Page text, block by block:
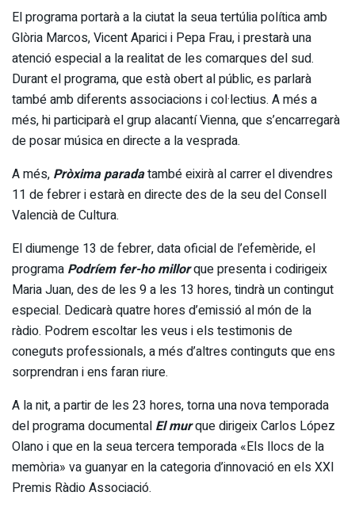
El programa portarà a la ciutat la seua tertúlia política amb
Glòria Marcos, Vicent Aparici i Pepa Frau, i prestarà una
atenció especial a la realitat de les comarques del sud.
Durant el programa, que està obert al públic, es parlarà
també amb diferents associacions i col·lectius. A més a
més, hi participarà el grup alacantí Vienna, que s’encarregarà
de posar música en directe a la vesprada.
A més, Pròxima paradatambé eixirà al carrer el divendres
11 de febrer i estarà en directe des de la seu del Consell
Valencià de Cultura.
El diumenge 13 de febrer, data oficial de l’efemèride, el
programa Podríem fer-ho millorque presenta i codirigeix
Maria Juan, des de les 9 a les 13 hores, tindrà un contingut
especial. Dedicarà quatre hores d’emissió al món de la
ràdio. Podrem escoltar les veus i els testimonis de
coneguts professionals, a més d’altres continguts que ens
sorprendran i ens faran riure.
A la nit, a partir de les 23 hores, torna una nova temporada
del programa documental El murque dirigeix Carlos López
Olano i que en la seua tercera temporada «Els llocs de la
memòria» va guanyar en la categoria d’innovació en els XXI
Premis Ràdio Associació.